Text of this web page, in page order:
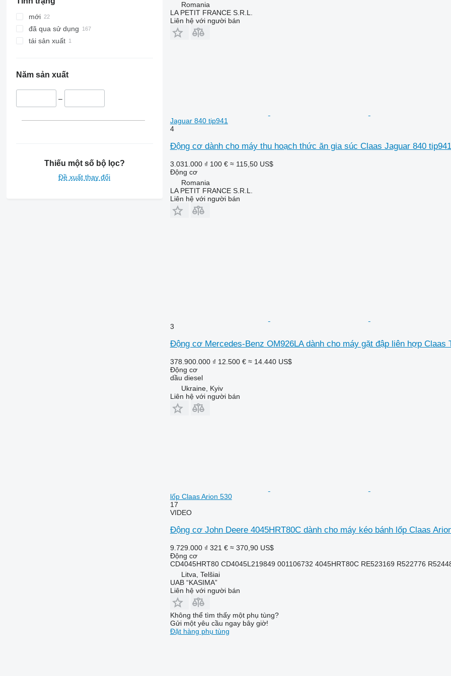
6820
6910
6920
7000
8130
8430
9520
mới
đã qua sử dụng
tái sản xuất
Năm sản xuất
–
Thiếu một số bộ lọc?
Đề xuất thay đổi
Romania
LA PETIT FRANCE S.R.L.
Liên hệ với người bán
Jaguar 840 tip941
4
Động cơ dành cho máy thu hoạch thức ăn gia súc Claas Jaguar 840 tip941
3.031.000 ₫ 100 € ≈ 115,50 US$
Động cơ
Romania
LA PETIT FRANCE S.R.L.
Liên hệ với người bán
3
Động cơ Mercedes-Benz OM926LA dành cho máy gặt đập liên hợp Claas
378.900.000 ₫ 12.500 € ≈ 14.440 US$
Động cơ
dầu diesel
Ukraine, Kyiv
Liên hệ với người bán
lốp Claas Arion 530
17
VIDEO
Động cơ John Deere 4045HRT80C dành cho máy kéo bánh lốp Claas
9.729.000 ₫ 321 € ≈ 370,90 US$
Động cơ
CD4045HRT80 CD4045L219849 001106732 4045HRT80C RE523169 R522776
Litva, Telšiai
UAB “KASIMA”
Liên hệ với người bán
Không thể tìm thấy một phụ tùng?
Gửi một yêu cầu ngay bây giờ!
Đặt hàng phụ tùng